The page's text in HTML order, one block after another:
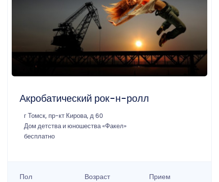
Акробатический рок-н-ролл
г Томск, пр-кт Кирова, д 60
Дом детства и юношества «Факел»
бесплатно
Пол Возраст Прием